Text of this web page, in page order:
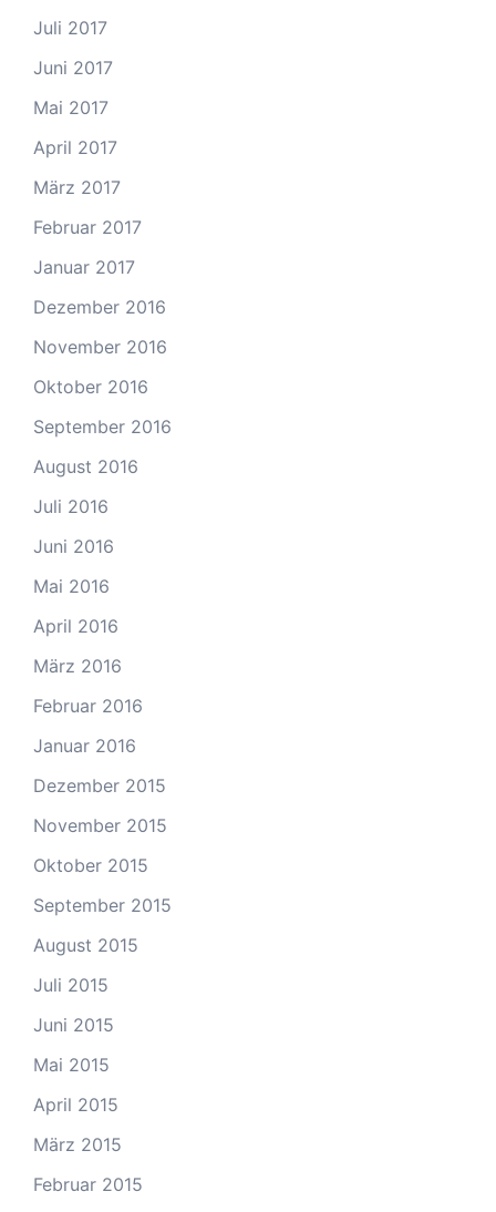
Juli 2017
Juni 2017
Mai 2017
April 2017
März 2017
Februar 2017
Januar 2017
Dezember 2016
November 2016
Oktober 2016
September 2016
August 2016
Juli 2016
Juni 2016
Mai 2016
April 2016
März 2016
Februar 2016
Januar 2016
Dezember 2015
November 2015
Oktober 2015
September 2015
August 2015
Juli 2015
Juni 2015
Mai 2015
April 2015
März 2015
Februar 2015